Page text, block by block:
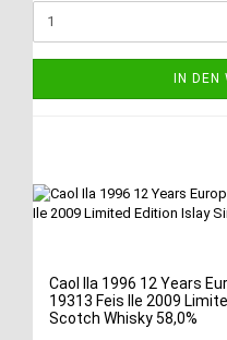
IN DEN
Caol Ila 1996 12 Years
19313 Feis Ile 2009
Scotch Whisky 58,0%